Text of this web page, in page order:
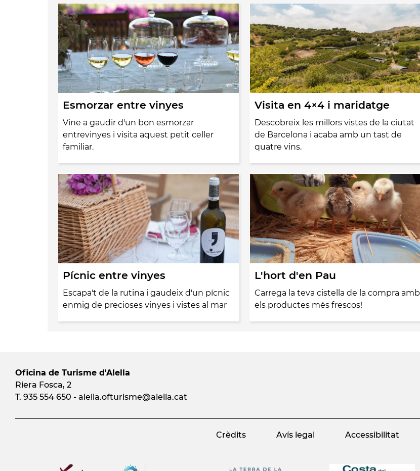
Esmorzar entre vinyes
Vine a gaudir d'un bon esmorzar
entrevinyes i visita aquest petit celler
familiar.
Visita en 4×4 i maridatge
Descobreix les millors vistes de la ciutat
de Barcelona i acaba amb un tast de
quatre vins.
Pícnic entre vinyes
Escapa't de la rutina i gaudeix d'un pícnic
enmig de precioses vinyes i vistes al mar
L'hort d'en Pau
Carrega la teva cistella de la compra amb
els productes més frescos!
Oficina de Turisme d'Alella
Riera Fosca, 2
T. 935 554 650 - alella.ofturisme@alella.cat
Crèdits Avís legal Accessibilitat